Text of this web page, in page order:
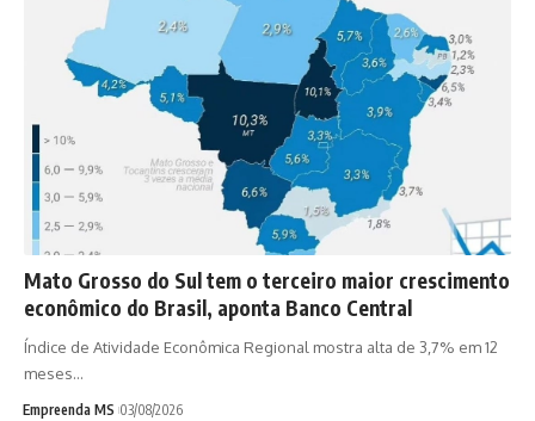
Mato Grosso do Sul tem o terceiro maior crescimento
econômico do Brasil, aponta Banco Central
Índice de Atividade Econômica Regional mostra alta de 3,7% em 12
meses…
Empreenda MS 03/08/2026